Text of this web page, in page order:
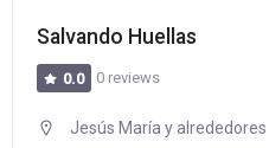
Salvando Huellas
0.0 0 reviews
Jesús María y alrededores